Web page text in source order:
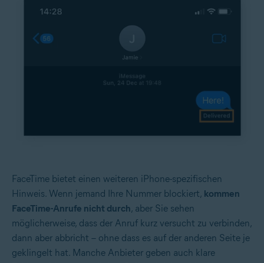
FaceTime bietet einen weiteren iPhone-spezifischen
Hinweis. Wenn jemand Ihre Nummer blockiert, kommen
FaceTime-Anrufe nicht durch, aber Sie sehen
möglicherweise, dass der Anruf kurz versucht zu verbinden,
dann aber abbricht – ohne dass es auf der anderen Seite je
geklingelt hat. Manche Anbieter geben auch klare